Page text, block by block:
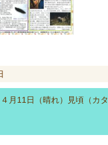
月11日（晴れ）見頃（カタ